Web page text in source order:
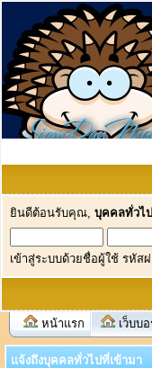
ยินดีต้อนรับคุณ, บุคคลทั่วไป
เข้าสู่ระบบด้วยชื่อผู้ใช้ รหัส
หน้าแรก เว็บบ
แจ้งถึงบุคคลทั่วไปที่เข้ามา